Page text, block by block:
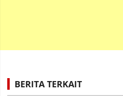
BERITA TERKAIT